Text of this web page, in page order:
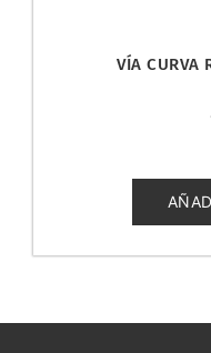
VÍA CURVA